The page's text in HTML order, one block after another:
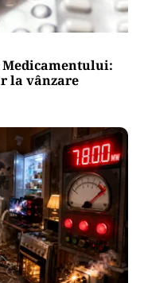
la vânzare